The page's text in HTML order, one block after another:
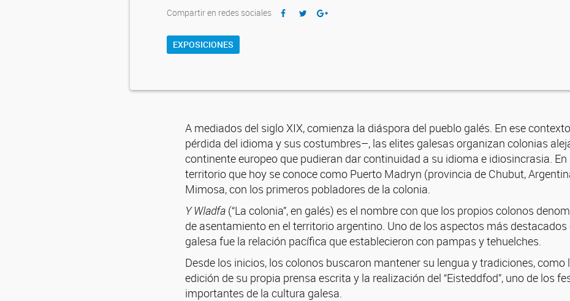
Compartir en redes sociales
EXPOSICIONES
A mediados del siglo XIX, comienza la diáspora del pueblo galés. En ese
pérdida del idioma y sus costumbres–, las elites galesas organizan colonias
continente europeo que pudieran dar continuidad a su idioma e idiosincrasia. En
territorio que hoy se conoce como Puerto Madryn (provincia de Chubut,
Mimosa, con los primeros pobladores de la colonia.
Y Wladfa (“La colonia”, en galés) es el nombre con que los propios colonos
de asentamiento en el territorio argentino. Uno de los aspectos más
galesa fue la relación pacífica que establecieron con pampas y tehuelches.
Desde los inicios, los colonos buscaron mantener su lengua y tradiciones, como
edición de su propia prensa escrita y la realización del “Eisteddfod”, uno de los
importantes de la cultura galesa.